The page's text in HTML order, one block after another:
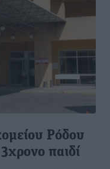
Ρόδου
παιδί